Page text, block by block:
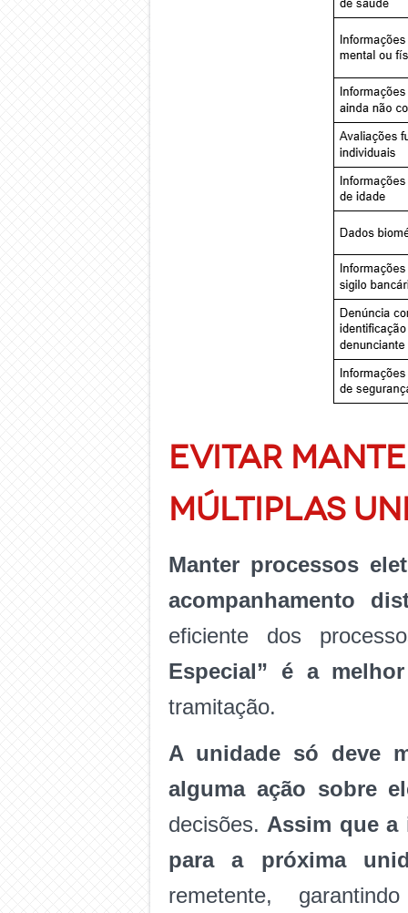
EVITAR
MÚLTIPLAS
Manter processos
acompanhamento
eficiente dos
Especial” é a
tramitação.
A unidade só deve
alguma ação sobre
decisões. Assim que a
para a próxima
remetente,